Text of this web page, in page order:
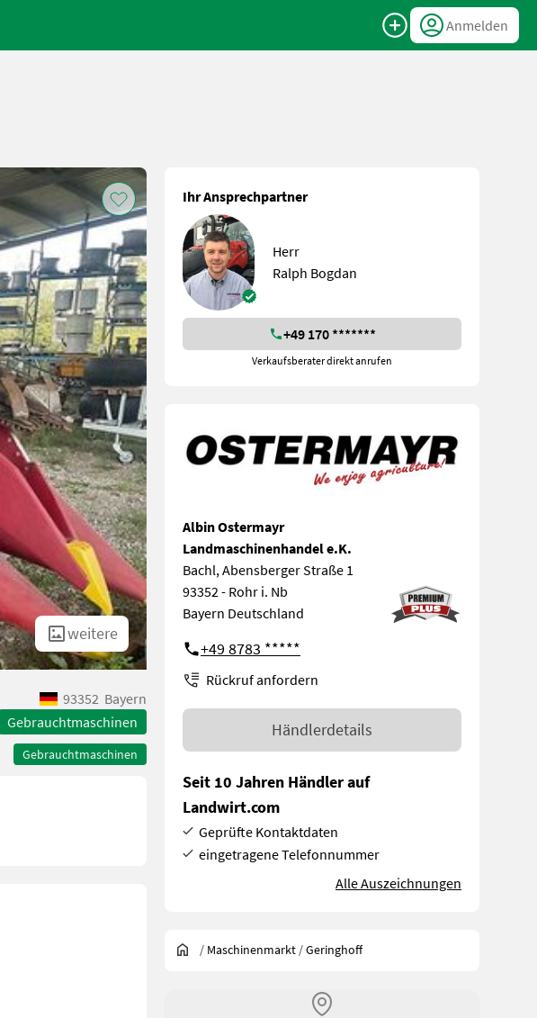
Anmelden
weitere
93352 Bayern
Gebrauchtmaschinen
Gebrauchtmaschinen
Ihr Ansprechpartner
Herr
Ralph Bogdan
+49 170 *******
Verkaufsberater direkt anrufen
Albin Ostermayr
Landmaschinenhandel e.K.
Bachl, Abensberger Straße 1
93352 - Rohr i. Nb
Bayern Deutschland
+49 8783 *****
Rückruf anfordern
Händlerdetails
Seit 10 Jahren Händler auf
Landwirt.com
Geprüfte Kontaktdaten
eingetragene Telefonnummer
Alle Auszeichnungen
/ Maschinenmarkt /Geringhoff